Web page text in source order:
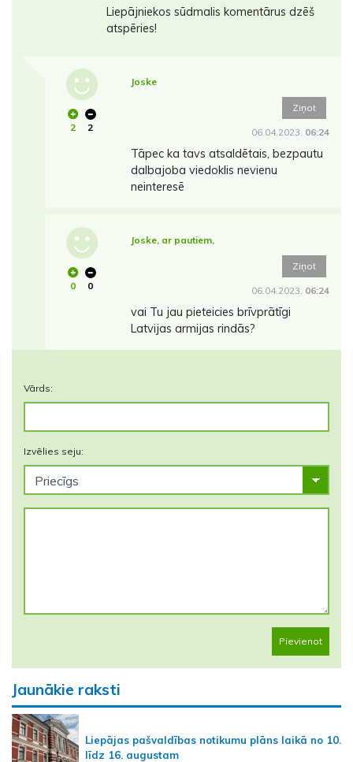
Liepājniekos sūdmalis komentārus dzēš
atspēries!
2 2
Joske
Ziņot
06.04.2023. 06:24
Tāpec ka tavs atsaldētais, bezpautu
dalbajoba viedoklis nevienu
neinteresē
0 0
Joske, ar pautiem,
Ziņot
06.04.2023. 06:24
vai Tu jau pieteicies brīvprātīgi
Latvijas armijas rindās?
Vārds:
Izvēlies seju:
Pievienot
Jaunākie raksti
Liepājas pašvaldības notikumu plāns laikā no 10.
līdz 16. augustam